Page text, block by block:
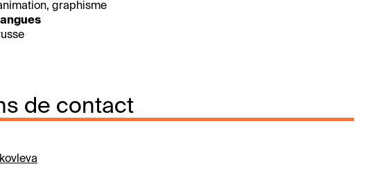
graphisme
langues
de contact